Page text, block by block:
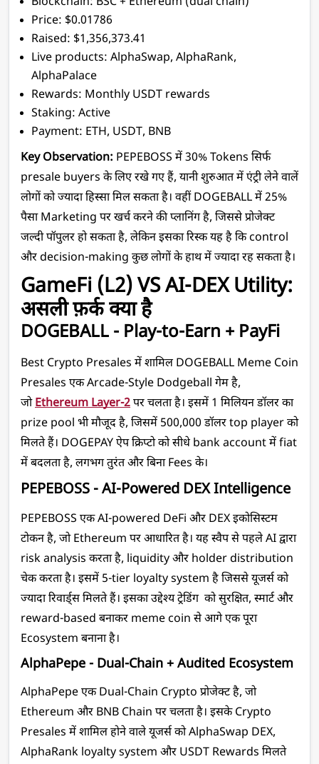
Price: $0.01786
Raised: $1,356,373.41
Live products: AlphaSwap, AlphaRank,
AlphaPalace
Rewards: Monthly USDT rewards
Staking: Active
Payment: ETH, USDT, BNB
Key Observation: PEPEBOSS में 30% Tokens सिर्फ
presale buyers के लिए रखे गए हैं, यानी शुरुआत में एंट्री लेने वालें
लोगों को ज्यादा हिस्सा मिल सकता है। वहीं DOGEBALL में 25%
पैसा Marketing पर खर्च करने की प्लानिंग है, जिससे प्रोजेक्ट
जल्दी पॉपुलर हो सकता है, लेकिन इसका रिस्क यह है कि control
और decision-making कुछ लोगों के हाथ में ज्यादा रह सकता है।
GameFi (L2) VS AI-DEX Utility:
असली फ़र्क क्या है
DOGEBALL - Play-to-Earn + PayFi
Best Crypto Presales में शामिल DOGEBALL Meme Coin
Presales एक Arcade-Style Dodgeball गेम है,
जो Ethereum Layer-2 पर चलता है। इसमें 1 मिलियन डॉलर का
prize pool भी मौजूद है, जिसमें 500,000 डॉलर top player को
मिलते हैं। DOGEPAY ऐप क्रिप्टो को सीधे bank account में fiat
में बदलता है, लगभग तुरंत और बिना Fees के।
PEPEBOSS - AI-Powered DEX Intelligence
PEPEBOSS एक AI-powered DeFi और DEX इकोसिस्टम
टोकन है, जो Ethereum पर आधारित है। यह स्वैप से पहले AI द्वारा
risk analysis करता है, liquidity और holder distribution
चेक करता है। इसमें 5-tier loyalty system है जिससे यूजर्स को
ज्यादा रिवार्ड्स मिलते हैं। इसका उद्देश्य ट्रेडिंग  को सुरक्षित, स्मार्ट और
reward-based बनाकर meme coin से आगे एक पूरा
Ecosystem बनाना है।
AlphaPepe - Dual-Chain + Audited Ecosystem
AlphaPepe एक Dual-Chain Crypto प्रोजेक्ट है, जो
Ethereum और BNB Chain पर चलता है। इसके Crypto
Presales में शामिल होने वाले यूजर्स को AlphaSwap DEX,
AlphaRank loyalty system और USDT Rewards मिलते